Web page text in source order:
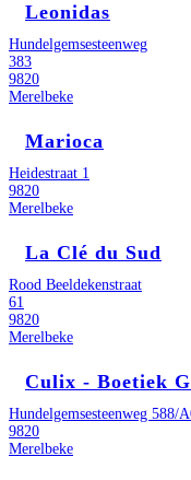
Leonidas
Hundelgemsesteenweg
383
9820
Merelbeke
Marioca
Heidestraat 1
9820
Merelbeke
La Clé du Sud
Rood Beeldekenstraat
61
9820
Merelbeke
Culix - Boetiek
Hundelgemsesteenweg 588/
9820
Merelbeke